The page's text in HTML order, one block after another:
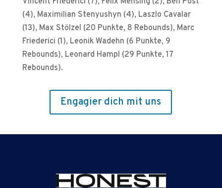
(4), Maximilian Stenyushyn (4), Laszlo Cavalar
(13), Max Stölzel (20 Punkte, 8 Rebounds), Marc
Friederici (1), Leonik Wadehn (6 Punkte, 9
Rebounds), Leonard Hampl (29 Punkte, 17
Rebounds).
Engagier dich mit uns